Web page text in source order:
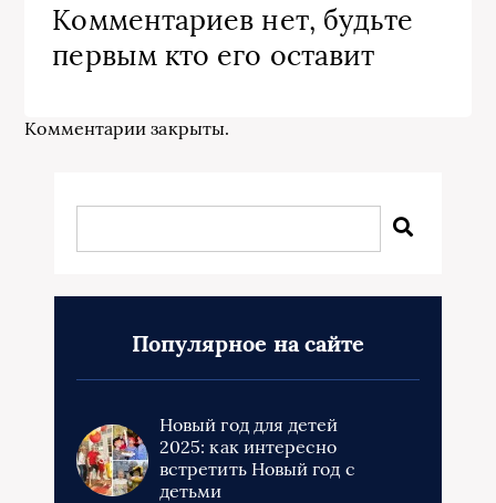
Комментариев нет, будьте
первым кто его оставит
Комментарии закрыты.
Популярное на сайте
Новый год для детей
2025: как интересно
встретить Новый год с
детьми